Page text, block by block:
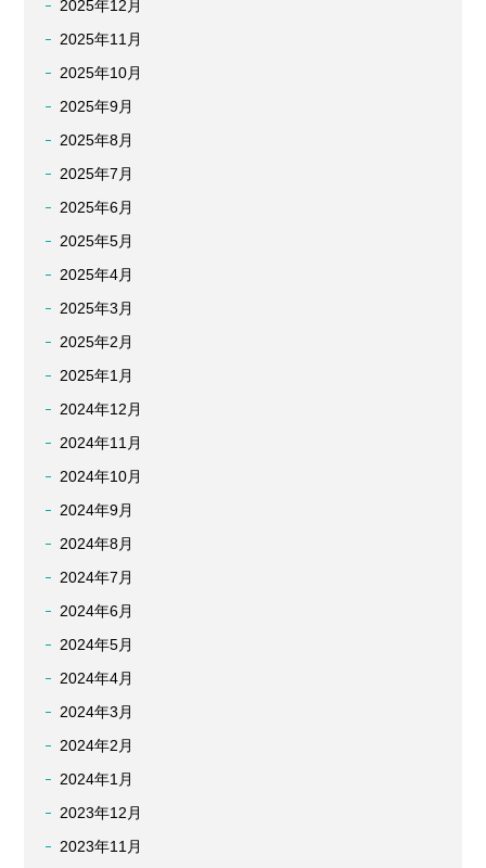
2025年12月
2025年11月
2025年10月
2025年9月
2025年8月
2025年7月
2025年6月
2025年5月
2025年4月
2025年3月
2025年2月
2025年1月
2024年12月
2024年11月
2024年10月
2024年9月
2024年8月
2024年7月
2024年6月
2024年5月
2024年4月
2024年3月
2024年2月
2024年1月
2023年12月
2023年11月